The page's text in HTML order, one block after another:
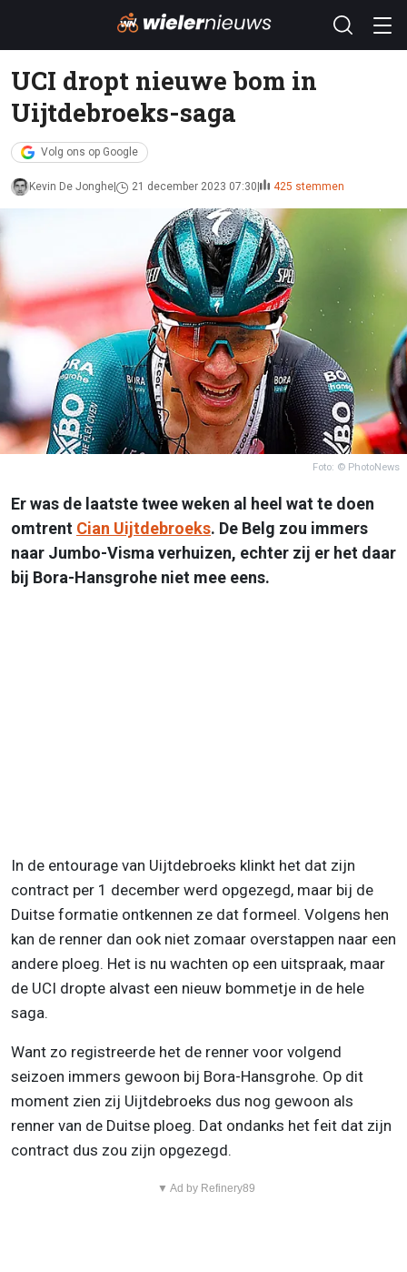
UCI dropt nieuwe bom in
Uijtdebroeks-saga
Volg ons op Google
Kevin De Jonghe 21 december 2023 07:30 425 stemmen
Foto: © PhotoNews
Er was de laatste twee weken al heel wat te doen
omtrent Cian Uijtdebroeks. De Belg zou immers
naar Jumbo-Visma verhuizen, echter zij er het daar
bij Bora-Hansgrohe niet mee eens.
In de entourage van Uijtdebroeks klinkt het dat zijn
contract per 1 december werd opgezegd, maar bij de
Duitse formatie ontkennen ze dat formeel. Volgens hen
kan de renner dan ook niet zomaar overstappen naar een
andere ploeg. Het is nu wachten op een uitspraak, maar
de UCI dropte alvast een nieuw bommetje in de hele
saga.
Want zo registreerde het de renner voor volgend
seizoen immers gewoon bij Bora-Hansgrohe. Op dit
moment zien zij Uijtdebroeks dus nog gewoon als
renner van de Duitse ploeg. Dat ondanks het feit dat zijn
contract dus zou zijn opgezegd.
▼ Ad by Refinery89